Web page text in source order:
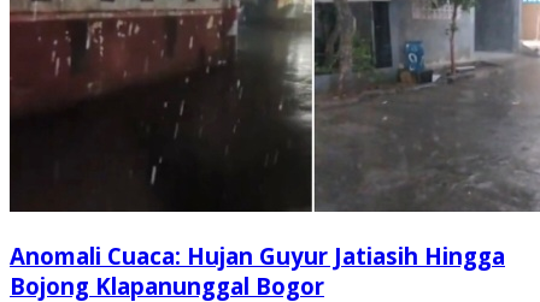
Anomali Cuaca: Hujan Guyur Jatiasih Hingga
Bojong Klapanunggal Bogor